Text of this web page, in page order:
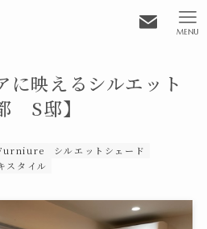
MENU
に映えるシルエット
S邸】
シルエットシェード
スタイル